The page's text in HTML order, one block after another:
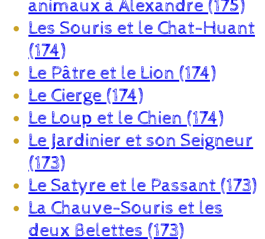
animaux à Alexandre (175)
Les Souris et le Chat-Huant
(174)
Le Pâtre et le Lion (174)
Le Cierge (174)
Le Loup et le Chien (174)
Le Jardinier et son Seigneur
(173)
Le Satyre et le Passant (173)
La Chauve-Souris et les
deux Belettes (173)